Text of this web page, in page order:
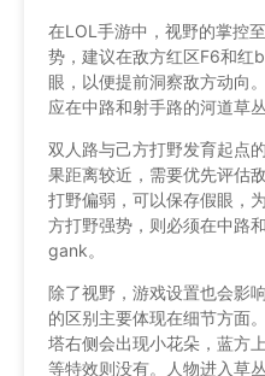
在LOL手游中，视野的掌控
势，建议在敌方红区F6和红
眼，以便提前洞察敌方动向
应在中路和射手路的河道草
双人路与己方打野发育起点
果距离较近，需要优先评估
打野偏弱，可以保存假眼，
方打野强势，则必须在中路
gank。
除了视野，游戏设置也会影
的区别主要体现在细节方面
塔右侧会出现小花朵，蓝方
等特效则没有。人物进入草